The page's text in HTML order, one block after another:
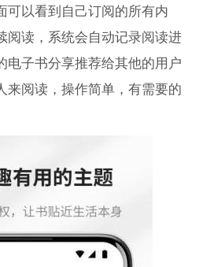
可以看到自己订阅的所有内
阅读，系统会自动记录阅读进
电子书分享推荐给其他的用户
来阅读，操作简单，有需要的